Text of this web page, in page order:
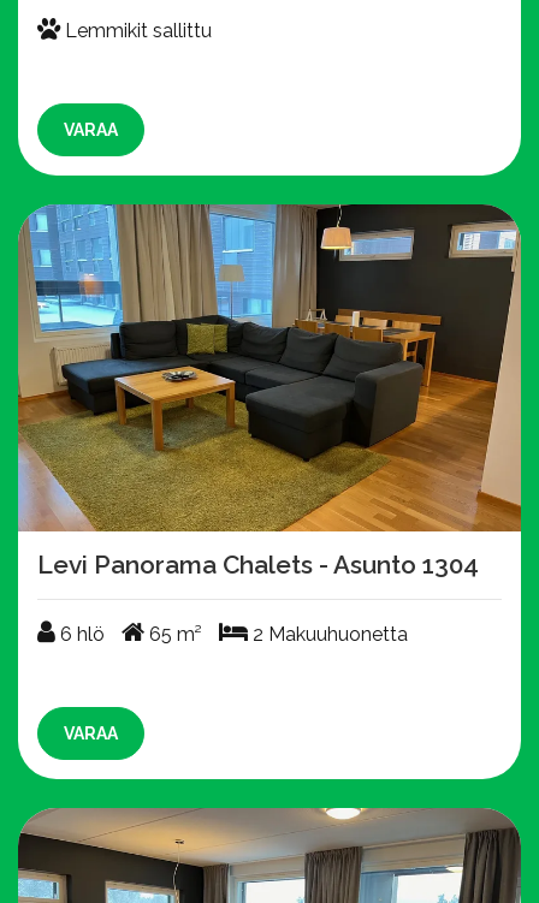
Lemmikit sallittu
Lemmikit sallittu
VARAA
Levi Panorama Chalets - Asunto 1304
6 hlö
6 hlö 65 m²
65 m² 2 Makuuhuonetta
2 Makuuhuonetta
VARAA